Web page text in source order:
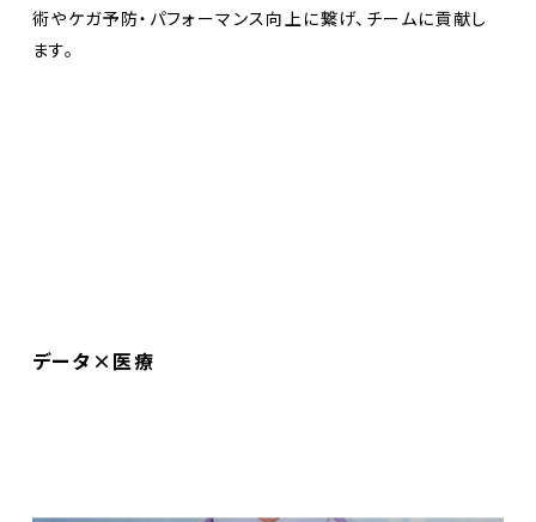
術やケガ予防・パフォーマンス向上に繋げ、チームに貢献し
ます。
データ×医療